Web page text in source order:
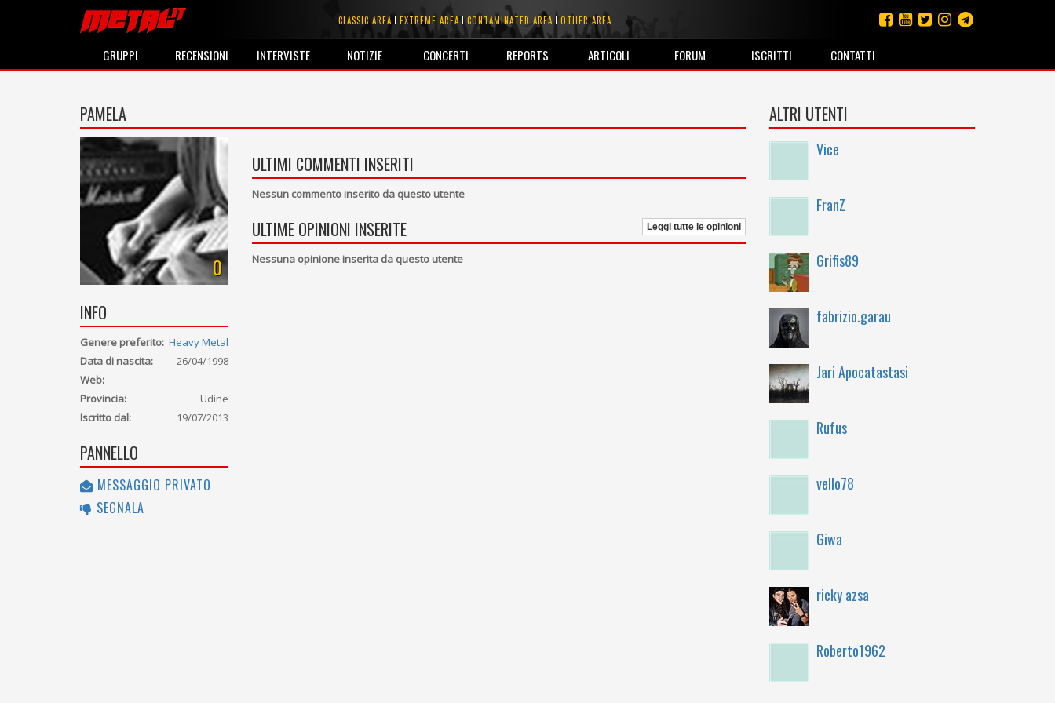
CLASSIC AREA EXTREME AREA CONTAMINATED AREA OTHER AREA
GRUPPI RECENSIONI INTERVISTE NOTIZIE CONCERTI REPORTS ARTICOLI FORUM ISCRITTI CONTATTI
PAMELA
0
INFO
Genere preferito: Heavy Metal
Data di nascita:
26/04/1998
Web:
-
Provincia:
Udine
Iscritto dal:
19/07/2013
PANNELLO
MESSAGGIO PRIVATO
SEGNALA
ULTIMI COMMENTI INSERITI
Nessun commento inserito da questo utente
ULTIME OPINIONI INSERITE Leggi tutte le opinioni
Nessuna opinione inserita da questo utente
ALTRI UTENTI
Vice
FranZ
Grifis89
fabrizio.garau
Jari Apocatastasi
Rufus
vello78
Giwa
ricky azsa
Roberto1962